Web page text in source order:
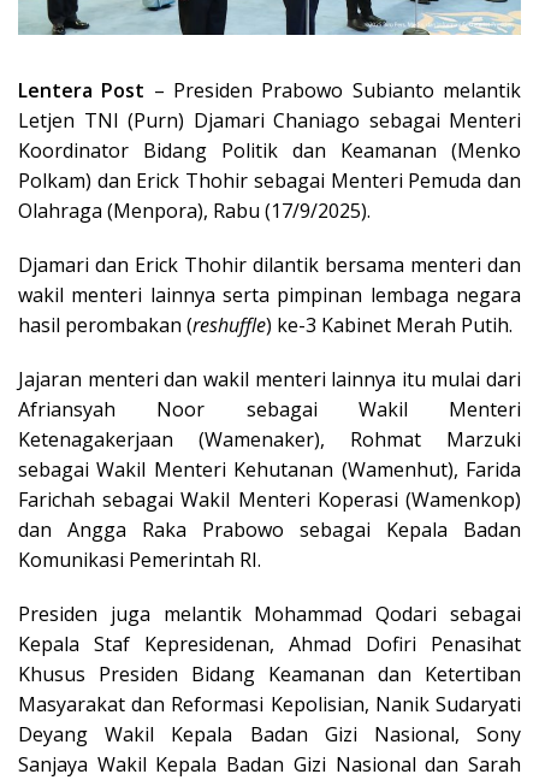
Lentera Post – Presiden Prabowo Subianto melantik
Letjen TNI (Purn) Djamari Chaniago sebagai Menteri
Koordinator Bidang Politik dan Keamanan (Menko
Polkam) dan Erick Thohir sebagai Menteri Pemuda dan
Olahraga (Menpora), Rabu (17/9/2025).
Djamari dan Erick Thohir dilantik bersama menteri dan
wakil menteri lainnya serta pimpinan lembaga negara
hasil perombakan (reshuffle) ke-3 Kabinet Merah Putih.
Jajaran menteri dan wakil menteri lainnya itu mulai dari
Afriansyah Noor sebagai Wakil Menteri
Ketenagakerjaan (Wamenaker), Rohmat Marzuki
sebagai Wakil Menteri Kehutanan (Wamenhut), Farida
Farichah sebagai Wakil Menteri Koperasi (Wamenkop)
dan Angga Raka Prabowo sebagai Kepala Badan
Komunikasi Pemerintah RI.
Presiden juga melantik Mohammad Qodari sebagai
Kepala Staf Kepresidenan, Ahmad Dofiri Penasihat
Khusus Presiden Bidang Keamanan dan Ketertiban
Masyarakat dan Reformasi Kepolisian, Nanik Sudaryati
Deyang Wakil Kepala Badan Gizi Nasional, Sony
Sanjaya Wakil Kepala Badan Gizi Nasional dan Sarah